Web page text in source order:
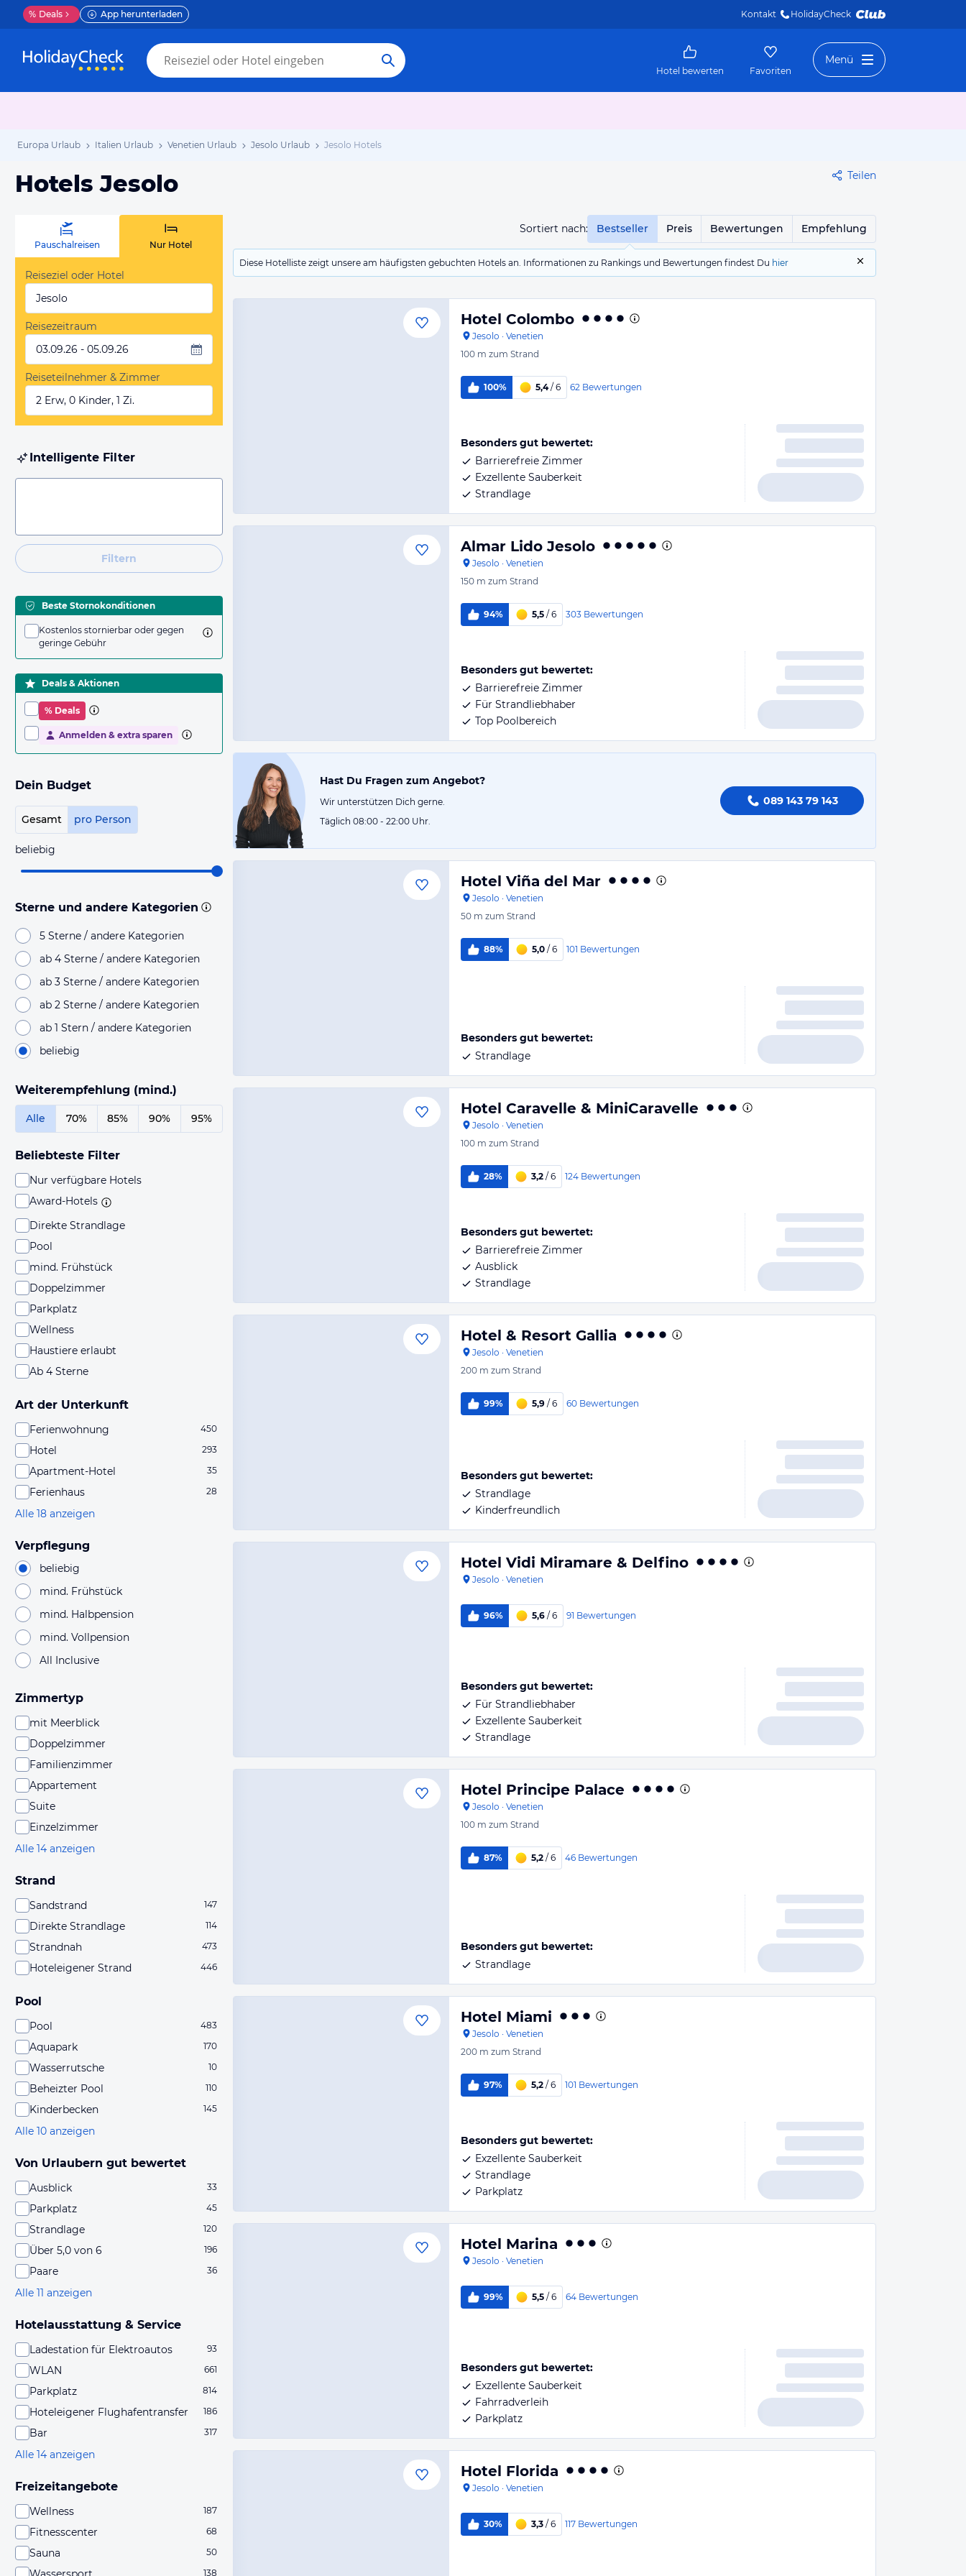
% Deals App herunterladen Kontakt HolidayCheck
Hotel bewerten Favoriten
Menü
Europa Urlaub Italien Urlaub Venetien Urlaub Jesolo Urlaub Jesolo Hotels
Hotels Jesolo Teilen
Sortiert nach: Bestseller Preis Bewertungen Empfehlung
Diese Hotelliste zeigt unsere am häufigsten gebuchten Hotels an. Informationen zu Rankings und Bewertungen findest Du hier
Pauschalreisen Nur Hotel
Reiseziel oder Hotel
Jesolo
Reisezeitraum
03.09.26 - 05.09.26
Reiseteilnehmer & Zimmer
2 Erw, 0 Kinder, 1 Zi.
Intelligente Filter
Filtern
Beste Stornokonditionen
Kostenlos stornierbar oder gegen
geringe Gebühr
Deals & Aktionen
% Deals
Anmelden & extra sparen
Dein Budget
Gesamt pro Person
beliebig
Sterne und andere Kategorien
5 Sterne / andere Kategorien
ab 4 Sterne / andere Kategorien
ab 3 Sterne / andere Kategorien
ab 2 Sterne / andere Kategorien
ab 1 Stern / andere Kategorien
beliebig
Weiterempfehlung (mind.)
Alle 70% 85% 90% 95%
Beliebteste Filter
Nur verfügbare Hotels
Award-Hotels
Direkte Strandlage
Pool
mind. Frühstück
Doppelzimmer
Parkplatz
Wellness
Haustiere erlaubt
Ab 4 Sterne
Art der Unterkunft
Ferienwohnung 450
Hotel 293
Apartment-Hotel 35
Ferienhaus 28
Alle 18 anzeigen
Verpflegung
beliebig
mind. Frühstück
mind. Halbpension
mind. Vollpension
All Inclusive
Zimmertyp
mit Meerblick
Doppelzimmer
Familienzimmer
Appartement
Suite
Einzelzimmer
Alle 14 anzeigen
Strand
Sandstrand 147
Direkte Strandlage 114
Strandnah 473
Hoteleigener Strand 446
Pool
Pool 483
Aquapark 170
Wasserrutsche 10
Beheizter Pool 110
Kinderbecken 145
Alle 10 anzeigen
Von Urlaubern gut bewertet
Ausblick 33
Parkplatz 45
Strandlage 120
Über 5,0 von 6 196
Paare 36
Alle 11 anzeigen
Hotelausstattung & Service
Ladestation für Elektroautos 93
WLAN 661
Parkplatz 814
Hoteleigener Flughafentransfer 186
Bar 317
Alle 14 anzeigen
Freizeitangebote
Wellness 187
Fitnesscenter 68
Sauna 50
138
Hotel Colombo
Jesolo · Venetien
100 m zum Strand
100% 5,4/ 6 62 Bewertungen
Besonders gut bewertet:
Barrierefreie Zimmer
Exzellente Sauberkeit
Strandlage
Almar Lido Jesolo
Jesolo · Venetien
150 m zum Strand
94% 5,5 / 6 303 Bewertungen
Besonders gut bewertet:
Barrierefreie Zimmer
Für Strandliebhaber
Top Poolbereich
Hast Du Fragen zum Angebot?
Wir unterstützen Dich gerne.
Täglich 08:00 - 22:00 Uhr.
089 143 79 143
Hotel Viña del Mar
Jesolo · Venetien
50 m zum Strand
88% 5,0 / 6 101 Bewertungen
Besonders gut bewertet:
Strandlage
Hotel Caravelle & MiniCaravelle
Jesolo · Venetien
100 m zum Strand
28% 3,2 / 6 124 Bewertungen
Besonders gut bewertet:
Barrierefreie Zimmer
Ausblick
Strandlage
Hotel & Resort Gallia
Jesolo · Venetien
200 m zum Strand
99% 5,9 / 6 60 Bewertungen
Besonders gut bewertet:
Strandlage
Kinderfreundlich
Hotel Vidi Miramare & Delfino
Jesolo · Venetien
96% 5,6 / 6 91 Bewertungen
Besonders gut bewertet:
Für Strandliebhaber
Exzellente Sauberkeit
Strandlage
Hotel Principe Palace
Jesolo · Venetien
100 m zum Strand
87% 5,2 / 6 46 Bewertungen
Besonders gut bewertet:
Strandlage
Hotel Miami
Jesolo · Venetien
200 m zum Strand
97% 5,2 / 6 101 Bewertungen
Besonders gut bewertet:
Exzellente Sauberkeit
Strandlage
Parkplatz
Hotel Marina
Jesolo · Venetien
99% 5,5 / 6 64 Bewertungen
Besonders gut bewertet:
Exzellente Sauberkeit
Fahrradverleih
Parkplatz
Hotel Florida
Jesolo · Venetien
30% 3,3 / 6 117 Bewertungen